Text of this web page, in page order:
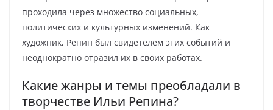
проходила через множество социальных,
политических и культурных изменений. Как
художник, Репин был свидетелем этих событий и
неоднократно отразил их в своих работах.
Какие жанры и темы преобладали в
творчестве Ильи Репина?